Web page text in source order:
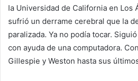
la Universidad de California en Los
sufrió un derrame cerebral que la
paralizada. Ya no podía tocar.
con ayuda de una computadora.
Gillespie y Weston hasta sus